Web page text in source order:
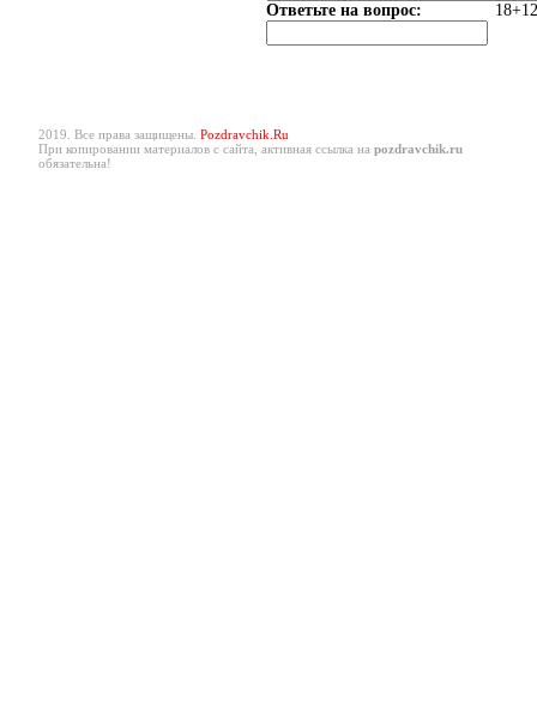
Ответьте на вопрос:
2019. Все права защищены. Pozdravchik.Ru
При копировании материалов с сайта, активная ссылка на pozdravchik.ru
обязательна!